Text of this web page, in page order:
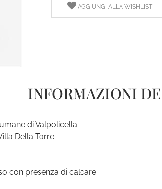
AGGIUNGI ALLA WISHLIST
INFORMAZIONI
di Valpolicella
Della Torre
con presenza di calcare